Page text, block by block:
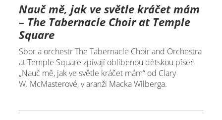
Nauč mě, jak ve světle kráčet mám
– The Tabernacle Choir at Temple
Square
Sbor a orchestr The Tabernacle Choir and Orchestra
at Temple Square zpívají oblíbenou dětskou píseň
„Nauč mě, jak ve světle kráčet mám“ od Clary
W. McMasterové, v aranži Macka Wilberga.